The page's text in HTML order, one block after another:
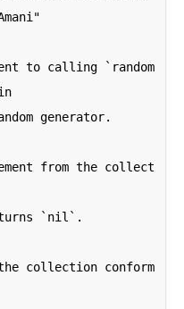
to calling `random
generator.
from the collect
`nil`.
collection conform